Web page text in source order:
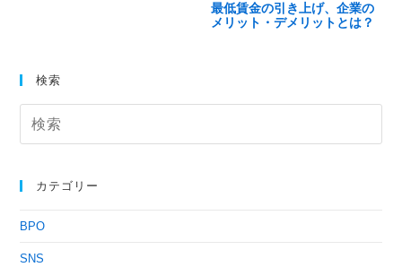
最低賃金の引き上げ、企業の
メリット・デメリットとは？
検索
カテゴリー
BPO
SNS